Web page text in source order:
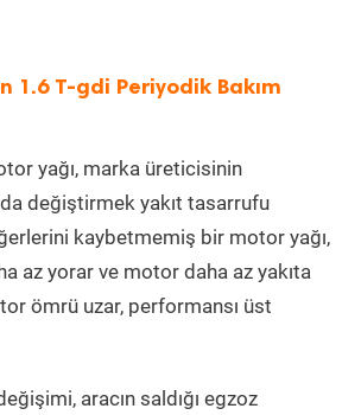
1.6 T-gdi Periyodik Bakım
yağı, marka üreticisinin
değiştirmek yakıt tasarrufu
kaybetmemiş bir motor yağı,
az yorar ve motor daha az yakıta
ömrü uzar, performansı üst
aracın saldığı egzoz